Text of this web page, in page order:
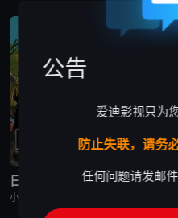
第20
第22集 VIP
剧情
日本三国 再见菈菈
公告
爱迪影视只为
防止失联，请务
任何问题请发邮